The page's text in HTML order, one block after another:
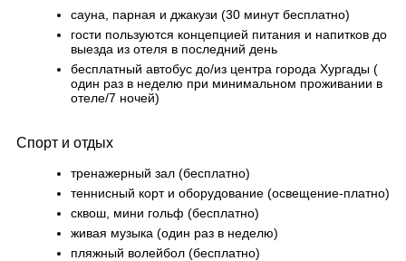
сауна, парная и джакузи (30 минут бесплатно)
гости пользуются концепцией питания и напитков до
выезда из отеля в последний день
бесплатный автобус до/из центра города Хургады (
один раз в неделю при минимальном проживании в
отеле/7 ночей)
Спорт и отдых
тренажерный зал (бесплатно)
теннисный корт и оборудование (освещение-платно)
сквош, мини гольф (бесплатно)
живая музыка (один раз в неделю)
пляжный волейбол (бесплатно)